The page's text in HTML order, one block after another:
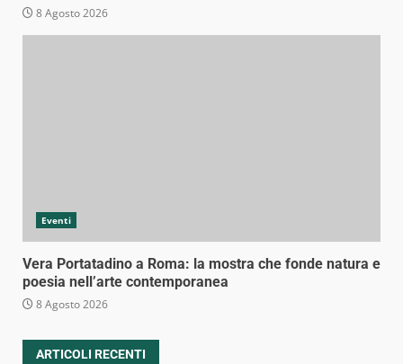
8 Agosto 2026
Eventi
Vera Portatadino a Roma: la mostra che fonde natura e
poesia nell’arte contemporanea
8 Agosto 2026
ARTICOLI RECENTI